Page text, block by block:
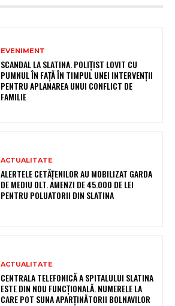
EVENIMENT
SCANDAL LA SLATINA. POLIȚIST LOVIT CU
PUMNUL ÎN FAȚĂ ÎN TIMPUL UNEI INTERVENȚII
PENTRU APLANAREA UNUI CONFLICT DE
FAMILIE
ACTUALITATE
ALERTELE CETĂȚENILOR AU MOBILIZAT GARDA
DE MEDIU OLT. AMENZI DE 45.000 DE LEI
PENTRU POLUATORII DIN SLATINA
ACTUALITATE
CENTRALA TELEFONICĂ A SPITALULUI SLATINA
ESTE DIN NOU FUNCȚIONALĂ. NUMERELE LA
CARE POT SUNA APARȚINĂTORII BOLNAVILOR